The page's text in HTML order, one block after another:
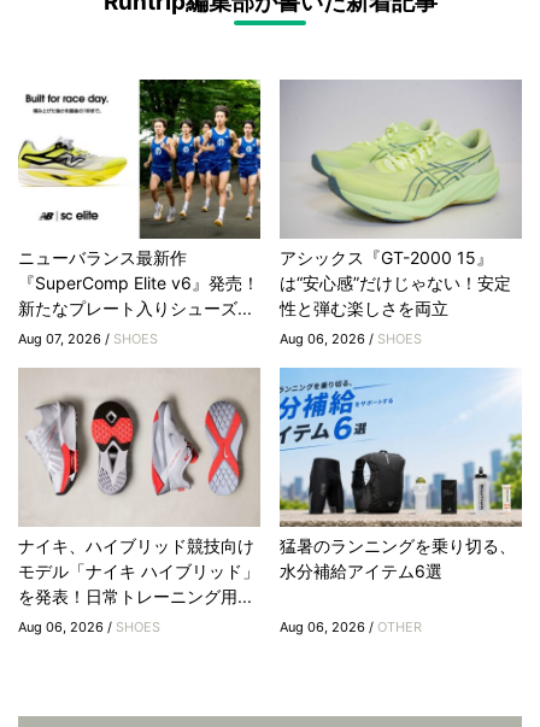
ニューバランス最新作
『SuperComp Elite v6』発売！
新たなプレート入りシューズ...
Aug 07, 2026 / SHOES
アシックス『GT-2000 15』
は“安心感”だけじゃない！安定
性と弾む楽しさを両立
Aug 06, 2026 / SHOES
ナイキ、ハイブリッド競技向け
モデル「ナイキ ハイブリッド」
を発表！日常トレーニング用...
Aug 06, 2026 / SHOES
猛暑のランニングを乗り切る、
水分補給アイテム6選
Aug 06, 2026 / OTHER